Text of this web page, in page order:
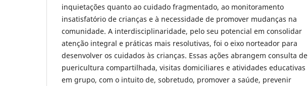
inquietações quanto ao cuidado fragmentado, ao monitoramento
insatisfatório de crianças e à necessidade de promover mudanças na
comunidade. A interdisciplinaridade, pelo seu potencial em consolidar
atenção integral e práticas mais resolutivas, foi o eixo norteador para
desenvolver os cuidados às crianças. Essas ações abrangem consulta de
puericultura compartilhada, visitas domiciliares e atividades educativas
em grupo, com o intuito de, sobretudo, promover a saúde, prevenir